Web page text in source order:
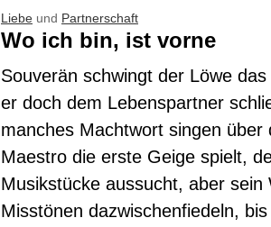
Liebe und Partnerschaft
Wo ich bin, ist vorne
Souverän schwingt der Löwe
er doch dem Lebenspartner
manches Machtwort singen
Maestro die erste Geige spielt,
Musikstücke aussucht, aber
Misstönen dazwischenfiedeln,